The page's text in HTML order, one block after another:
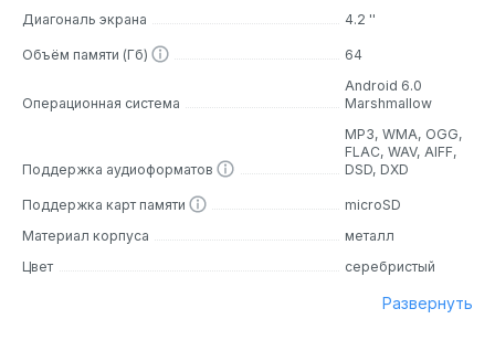
Диагональ экрана 4.2 ''
Объём памяти (Гб) 64
Операционная система
Android 6.0
Marshmallow
Поддержка аудиоформатов
MP3, WMA, OGG,
FLAC, WAV, AIFF,
DSD, DXD
Поддержка карт памяти
microSD
Материал корпуса
металл
Цвет
серебристый
Развернуть